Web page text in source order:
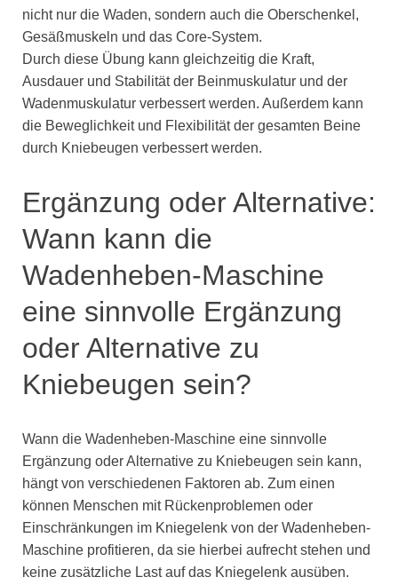
nicht nur die Waden, sondern auch die Oberschenkel,
Gesäßmuskeln und das Core-System.
Durch diese Übung kann gleichzeitig die Kraft,
Ausdauer und Stabilität der Beinmuskulatur und der
Wadenmuskulatur verbessert werden. Außerdem kann
die Beweglichkeit und Flexibilität der gesamten Beine
durch Kniebeugen verbessert werden.
Ergänzung oder Alternative:
Wann kann die
Wadenheben-Maschine
eine sinnvolle Ergänzung
oder Alternative zu
Kniebeugen sein?
Wann die Wadenheben-Maschine eine sinnvolle
Ergänzung oder Alternative zu Kniebeugen sein kann,
hängt von verschiedenen Faktoren ab. Zum einen
können Menschen mit Rückenproblemen oder
Einschränkungen im Kniegelenk von der Wadenheben-
Maschine profitieren, da sie hierbei aufrecht stehen und
keine zusätzliche Last auf das Kniegelenk ausüben.